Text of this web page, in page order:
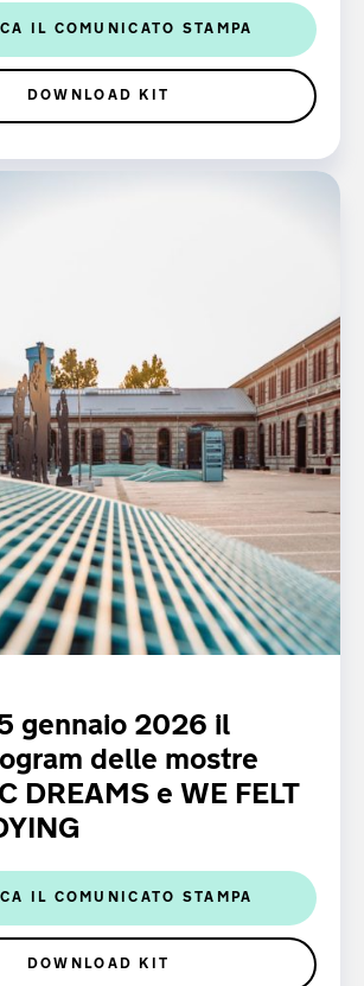
IL COMUNICATO STAMPA
DOWNLOAD KIT
gennaio 2026 il
delle mostre
DREAMS e WE FELT
IL COMUNICATO STAMPA
DOWNLOAD KIT